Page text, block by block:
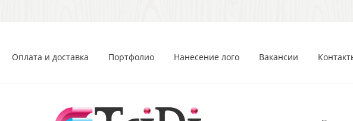
Оплата и доставка Портфолио Нанесение лого Вакансии